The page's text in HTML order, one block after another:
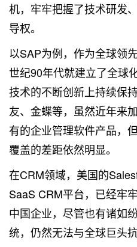
机，牢牢把握了技术研发
导权。
以SAP为例，作为全球领
世纪90年代就建立了全球
技术的不断创新上持续保
友、金蝶等，虽然近年来
有的企业管理软件产品，
覆盖的差距依然明显。
在CRM领域，美国的
SaaS CRM平台，已经牢
中国企业，尽管也有诸如
统，仍然无法与全球巨头抗